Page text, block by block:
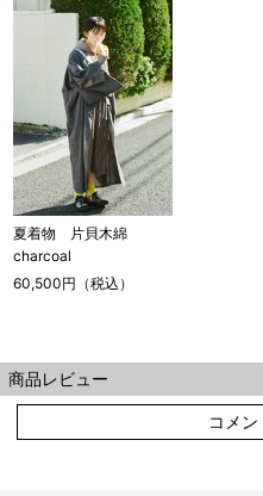
ります。
3 反物の巾により表記の裄の
す。その際は、目一杯での
夏着物 片貝木綿
charcoal
60,500円（税込）
商品レビュー
コメン